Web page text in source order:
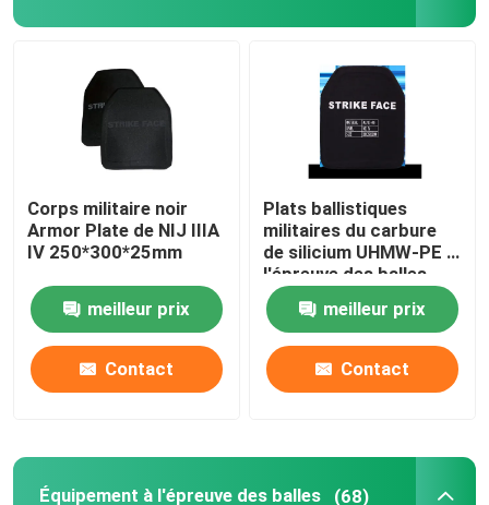
Gilet à l'épreuve des balles tactique militaire
Casque ballistique tactique
Plats ballistiques militaires
Équipement à l'épreuve des balles
Sac à dos tactique militaire
Vitesse extérieure tactique
Corps militaire noir
Armor Plate de NIJ IIIA
IV 250*300*25mm
meilleur prix
Contact
Plats ballistiques
militaires du carbure
de silicium UHMW-PE à
l'épreuve des balles
meilleur prix
Contact
Équipement à l'épreuve des balles (68)